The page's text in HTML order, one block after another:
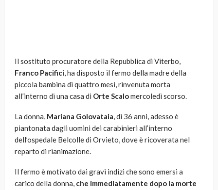
Il sostituto procuratore della Repubblica di Viterbo,
Franco Pacifici, ha disposto il fermo della madre della
piccola bambina di quattro mesi, rinvenuta morta
all’interno di una casa di Orte Scalomercoledì scorso.
La donna, Mariana Golovataia, di 36 anni, adesso è
piantonata dagli uomini dei carabinieri all’interno
dell’ospedale Belcolle di Orvieto, dove è ricoverata nel
reparto di rianimazione.
Il fermo è motivato dai gravi indizi che sono emersi a
carico della donna, che immediatamente dopo la morte